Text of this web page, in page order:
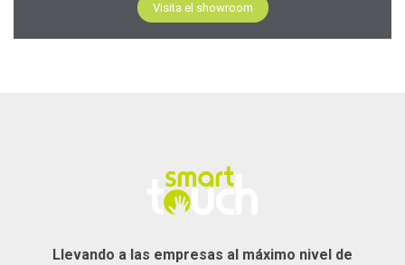
Visita el showroom
Llevando a las empresas al máximo nivel de